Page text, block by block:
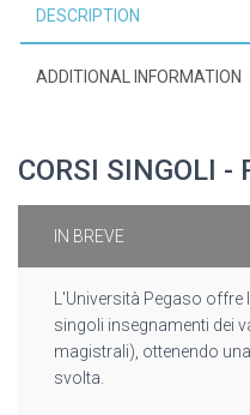
DESCRIPTION
ADDITIONAL INFORMATION
CORSI SINGOLI -
IN BREVE
L'Università Pegaso
singoli insegnamenti dei
magistrali), ottenendo
svolta.